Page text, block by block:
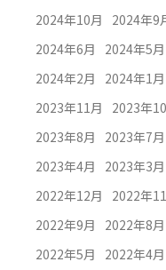
2024年10月
2024年9
2024年6月
2024年5月
2024年2月
2024年1月
2023年11月
2023年
2023年8月
2023年7月
2023年4月
2023年3月
2022年12月
2022年
2022年9月
2022年8月
2022年5月
2022年4月